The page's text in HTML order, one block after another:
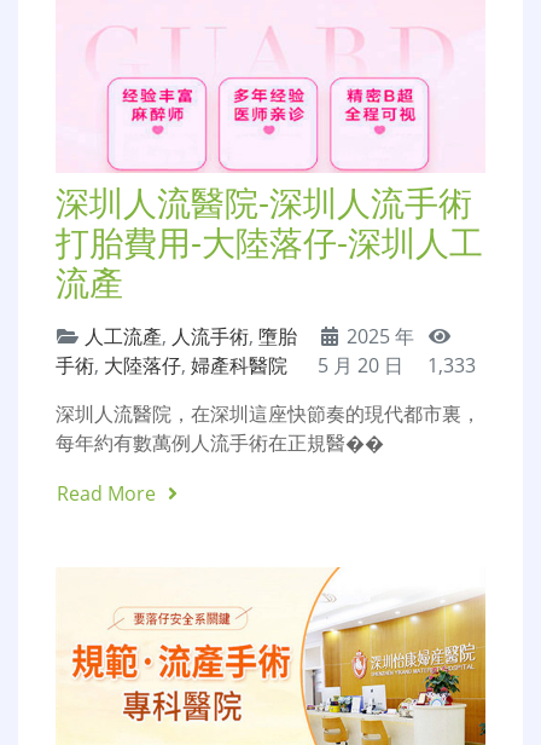
深圳人流醫院-深圳人流手術
打胎費用-大陸落仔-深圳人工
流產
人工流產, 人流手術, 墮胎
手術, 大陸落仔, 婦產科醫院
2025 年
5 月 20 日
1,333
深圳人流醫院，在深圳這座快節奏的現代都市裏，
每年約有數萬例人流手術在正規醫��
Read More